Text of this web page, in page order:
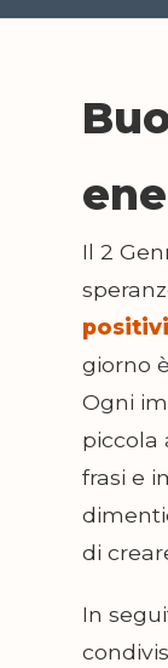
Il 2
positivi
giorno
Ogni
piccola
frasi e
di
In